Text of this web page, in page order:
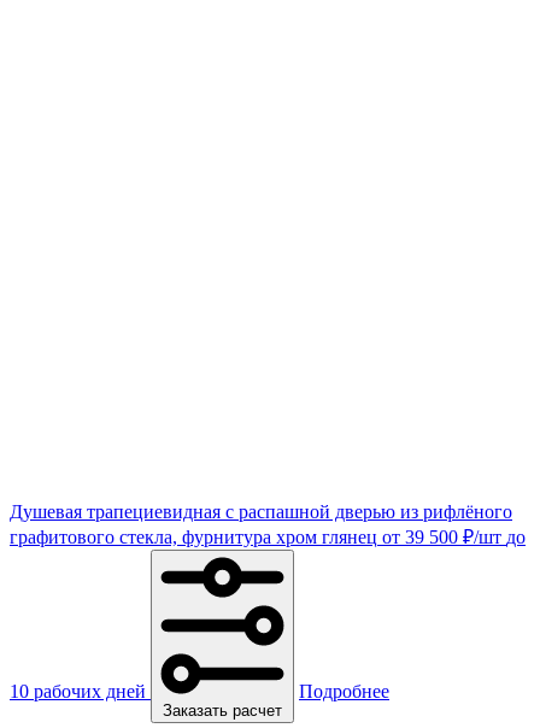
Душевая трапециевидная с распашной дверью из рифлёного
графитового стекла, фурнитура хром глянец от 39 500 ₽/шт до
10 рабочих дней
Заказать расчет
Подробнее